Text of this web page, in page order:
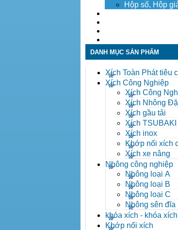
Hộp số, Hộp
DANH MỤC SẢN PHẨM
Xích Toàn Phát tiêu
ANSI
Xích Công Nghiệp
Xích Công
Xich Cong
Xích Nhông
Xích gầu tải
Xích TSUBAKI
Xích inox
Khớp nối xích
nghiệp
Xích xe nâng
Nhông công nghiệp
Nhông loại A
Nhông loại B
Nhông loại C
Nhông sên đĩa
khóa xích - khóa xích
- khóa xích công
Khớp nối xích